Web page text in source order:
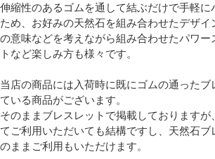
伸縮性のあるゴムを通して結ぶだけで手軽に
ため、お好みの天然石を組み合わせたデザ
の意味などを考えながら組み合わせたパワー
トなど楽しみ方も様々です。
当店の商品には入荷時に既にゴムの通ったブ
ている商品がございます。
そのままブレスレットで掲載しておりますが
てご利用いただいても結構ですし、天然石ブ
のままご利用もいただけます。